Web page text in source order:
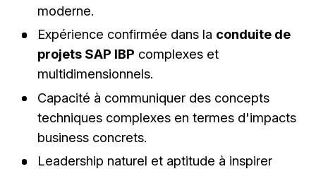
moderne.
Expérience confirmée dans la conduite de
projets SAP IBP complexes et
multidimensionnels.
Capacité à communiquer des concepts
techniques complexes en termes d'impacts
business concrets.
Leadership naturel et aptitude à inspirer